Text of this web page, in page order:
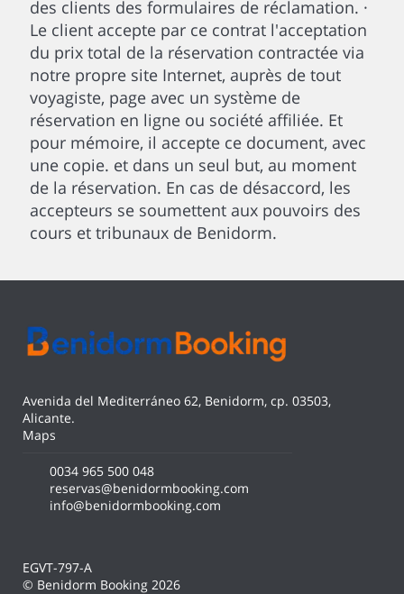
des clients des formulaires de réclamation. ·
Le client accepte par ce contrat l'acceptation
du prix total de la réservation contractée via
notre propre site Internet, auprès de tout
voyagiste, page avec un système de
réservation en ligne ou société affiliée. Et
pour mémoire, il accepte ce document, avec
une copie. et dans un seul but, au moment
de la réservation. En cas de désaccord, les
accepteurs se soumettent aux pouvoirs des
cours et tribunaux de Benidorm.
Avenida del Mediterráneo 62, Benidorm, cp. 03503,
Alicante.
Maps
0034 965 500 048
reservas@benidormbooking.com
info@benidormbooking.com
EGVT-797-A
© Benidorm Booking 2026